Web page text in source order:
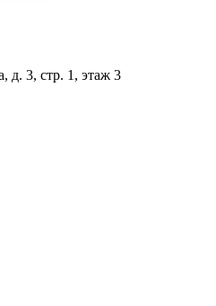
д. 3, стр. 1, этаж 3